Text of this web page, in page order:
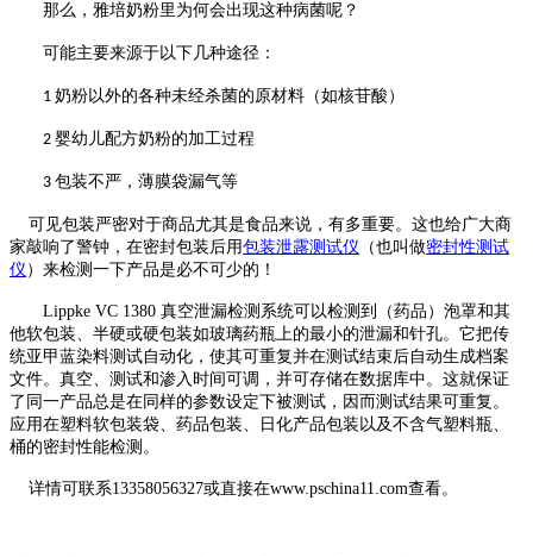
那么，雅培奶粉里为何会出现这种病菌呢？
可能主要来源于以下几种途径：
1 奶粉以外的各种未经杀菌的原材料（如核苷酸）
2 婴幼儿配方奶粉的加工过程
3 包装不严，薄膜袋漏气等
可见包装严密对于商品尤其是食品来说，有多重要。这也给广大商
家敲响了警钟，在密封包装后用包装泄露测试仪 （也叫做密封性测试
仪 ）来检测一下产品是必不可少的！
Lippke VC 1380 真空泄漏检测系统可以检测到（药品）泡罩和其
他软包装、半硬或硬包装如玻璃药瓶上的最小的泄漏和针孔。它把传
统亚甲蓝染料测试自动化，使其可重复并在测试结束后自动生成档案
文件。真空、测试和渗入时间可调，并可存储在数据库中。这就保证
了同一产品总是在同样的参数设定下被测试，因而测试结果可重复。
应用在塑料软包装袋、药品包装、日化产品包装以及不含气塑料瓶、
桶的密封性能检测。
详情可联系13358056327或直接在www.pschina11.com查看。